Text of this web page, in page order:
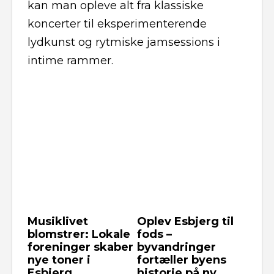
kan man opleve alt fra klassiske
koncerter til eksperimenterende
lydkunst og rytmiske jamsessions i
intime rammer.
Musiklivet
blomstrer: Lokale
foreninger skaber
nye toner i
Oplev Esbjerg til
fods –
byvandringer
fortæller byens